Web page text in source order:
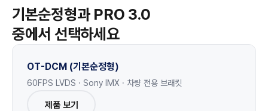
기본순정형과 PRO 3.0
중에서 선택하세요
OT-DCM (기본순정형)
60FPS LVDS · Sony IMX · 차량 전용 브래킷
제품 보기